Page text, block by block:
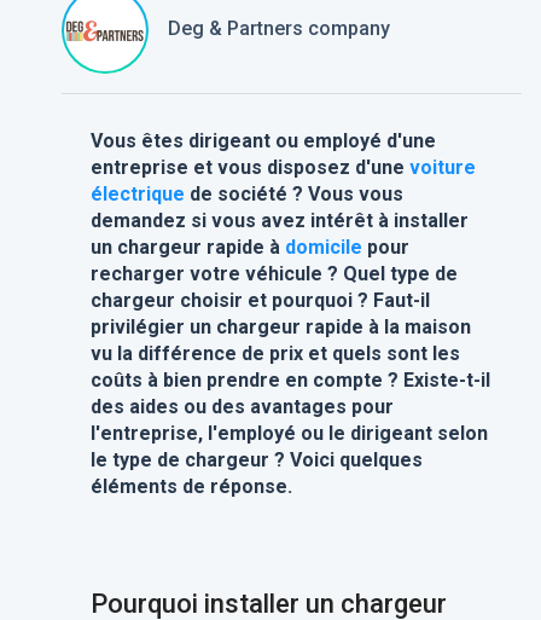
Deg & Partners company
Vous êtes dirigeant ou employé d'une
entreprise et vous disposez d'une voiture
électrique de société ? Vous vous
demandez si vous avez intérêt à installer
un chargeur rapide à domicile pour
recharger votre véhicule ? Quel type de
chargeur choisir et pourquoi ? Faut-il
privilégier un chargeur rapide à la maison
vu la différence de prix et quels sont les
coûts à bien prendre en compte ? Existe-t-il
des aides ou des avantages pour
l'entreprise, l'employé ou le dirigeant selon
le type de chargeur ? Voici quelques
éléments de réponse.
Pourquoi installer un chargeur